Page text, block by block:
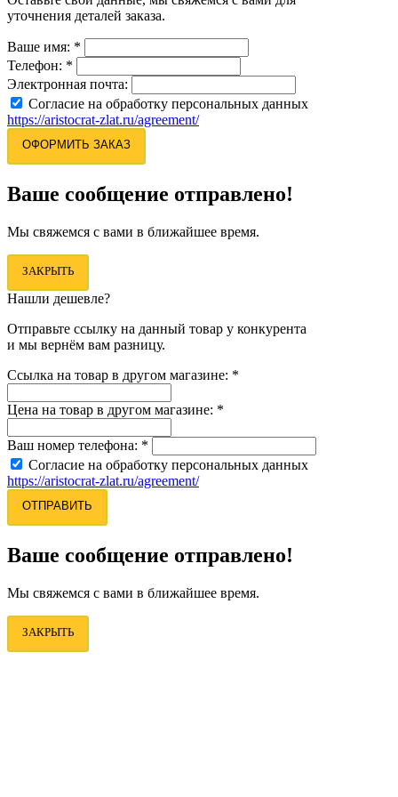
уточнения деталей заказа.
Ваше имя: *
Телефон: *
Электронная почта:
Согласие на обработку персональных данных
https://aristocrat-zlat.ru/agreement/
ОФОРМИТЬ ЗАКАЗ
Ваше сообщение отправлено!
Мы свяжемся с вами в ближайшее время.
ЗАКРЫТЬ
Нашли дешевле?
Отправьте ссылку на данный товар у конкурента
и мы вернём вам разницу.
Ссылка на товар в другом магазине: *
Цена на товар в другом магазине: *
Ваш номер телефона: *
Согласие на обработку персональных данных
https://aristocrat-zlat.ru/agreement/
ОТПРАВИТЬ
Ваше сообщение отправлено!
Мы свяжемся с вами в ближайшее время.
ЗАКРЫТЬ